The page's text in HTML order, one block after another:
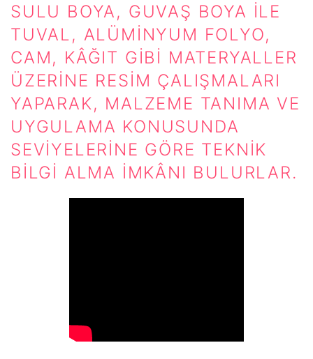
SULU BOYA, GUVAŞ BOYA ILE
TUVAL, ALÜMINYUM FOLYO,
CAM, KÂĞIT GIBI MATERYALLER
ÜZERINE RESIM ÇALIŞMALARI
YAPARAK, MALZEME TANIMA VE
UYGULAMA KONUSUNDA
SEVIYELERINE GÖRE TEKNIK
BILGI ALMA IMKÂNI BULURLAR.